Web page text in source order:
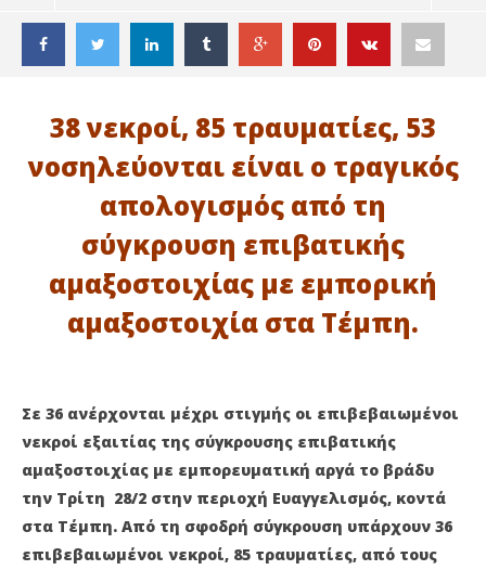
ΤΡΑΓΩΔΙΑ ΜΕ ΣΥΓΚΡΟΥΣΗ ΤΡΕΝΩΝ ΣΤΑ ΤΕΜΠΗ
1
Μαρτίου
2023
maxitis-
online
38 νεκροί, 85 τραυματίες, 53
νοσηλεύονται είναι ο τραγικός
απολογισμός από τη
σύγκρουση επιβατικής
αμαξοστοιχίας με εμπορική
αμαξοστοιχία στα Τέμπη.
Σε 36 ανέρχονται μέχρι στιγμής οι επιβεβαιωμένοι
νεκροί εξαιτίας της σύγκρουσης επιβατικής
αμαξοστοιχίας με εμπορευματική αργά το βράδυ
την Τρίτη 28/2 στην περιοχή Ευαγγελισμός, κοντά
στα Τέμπη. Από τη σφοδρή σύγκρουση υπάρχουν 36
επιβεβαιωμένοι νεκροί, 85 τραυματίες, από τους